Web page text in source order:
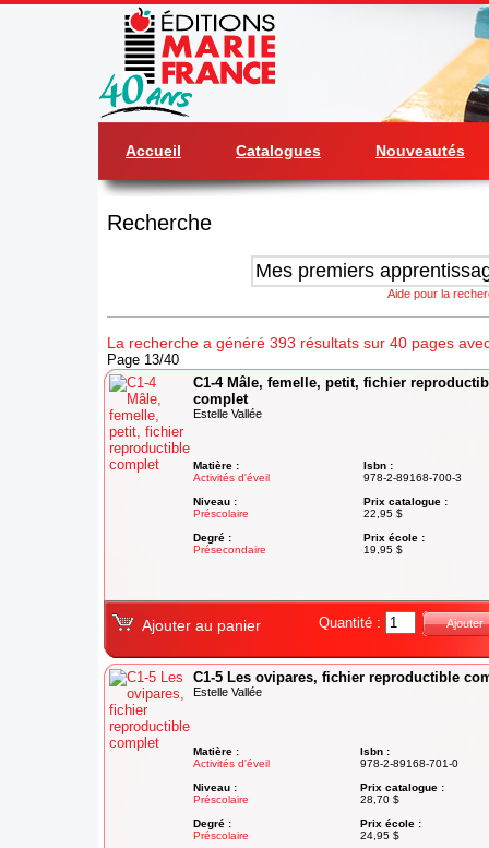
Accueil Catalogues Nouveautés
Recherche
Aide pour la
La recherche a généré 393 résultats sur 40 pages
Page 13/40
C1-4 Mâle, femelle, petit, fichier
complet
Estelle Vallée
Matière :
Activités d'éveil
Niveau :
Préscolaire
Degré :
Présecondaire
Isbn :
978-2-89168-700-3
Prix catalogue :
22,95 $
Prix école :
19,95 $
Ajouter au panier Quantité : Ajouter
C1-5 Les ovipares, fichier reproductible
Estelle Vallée
Matière :
Activités d'éveil
Niveau :
Préscolaire
Degré :
Préscolaire
Isbn :
978-2-89168-701-0
Prix catalogue :
28,70 $
Prix école :
24,95 $